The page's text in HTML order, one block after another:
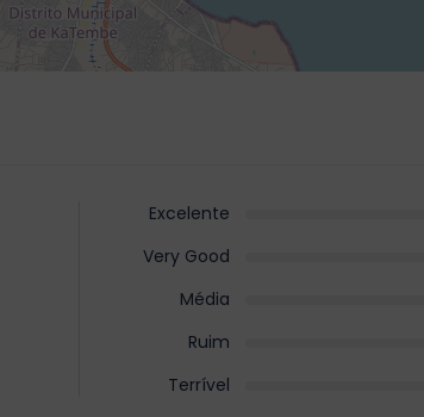
Excelente
Very Good
Média
Ruim
Terrível